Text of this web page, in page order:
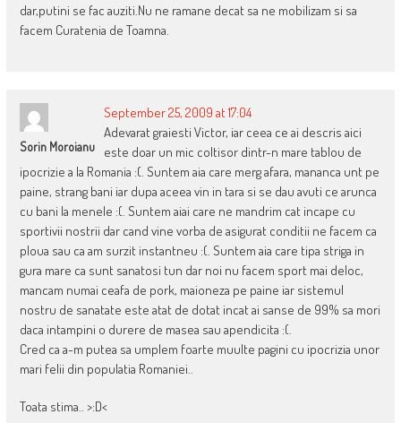
dar,putini se fac auziti.Nu ne ramane decat sa ne mobilizam si sa
facem Curatenia de Toamna.
Sorin Moroianu
September 25, 2009 at 17:04
Adevarat graiesti Victor, iar ceea ce ai descris aici
este doar un mic coltisor dintr-n mare tablou de
ipocrizie a la Romania :(. Suntem aia care merg afara, mananca unt pe
paine, strang bani iar dupa aceea vin in tara si se dau avuti ce arunca
cu bani la menele :(. Suntem aiai care ne mandrim cat incape cu
sportivii nostrii dar cand vine vorba de asigurat conditii ne facem ca
ploua sau ca am surzit instantneu :(. Suntem aia care tipa striga in
gura mare ca sunt sanatosi tun dar noi nu facem sport mai deloc,
mancam numai ceafa de pork, maioneza pe paine iar sistemul
nostru de sanatate este atat de dotat incat ai sanse de 99% sa mori
daca intampini o durere de masea sau apendicita :(.
Cred ca a-m putea sa umplem foarte muulte pagini cu ipocrizia unor
mari felii din populatia Romaniei..
Toata stima.. >:D<